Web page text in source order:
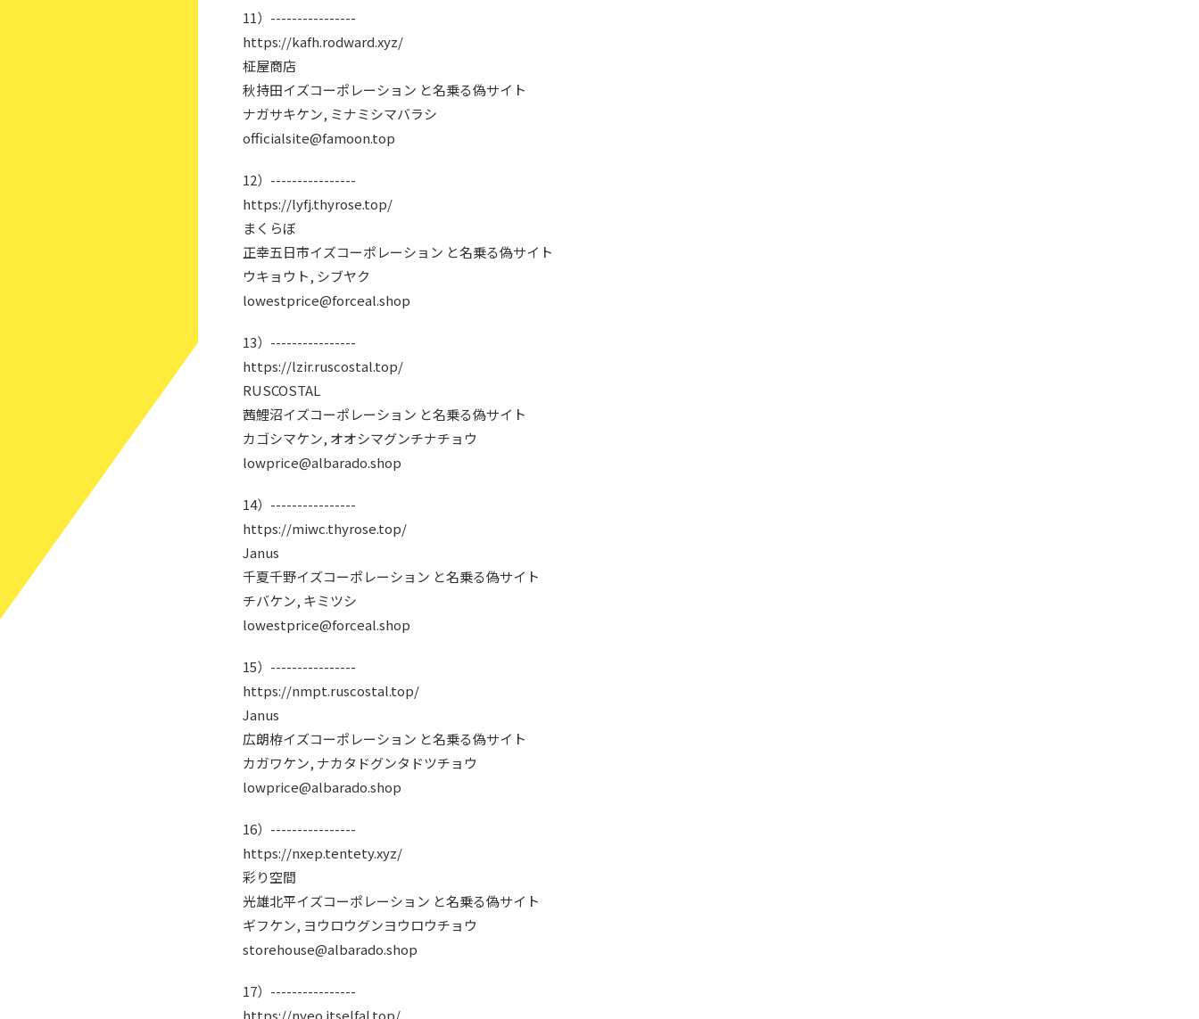
11）----------------
https://kafh.rodward.xyz/
柾屋商店
秋持田イズコーポレーション と名乗る偽サイト
ナガサキケン, ミナミシマバラシ
officialsite@famoon.top
12）----------------
https://lyfj.thyrose.top/
まくらぼ
正幸五日市イズコーポレーション と名乗る偽サイト
ウキョウト, シブヤク
lowestprice@forceal.shop
13）----------------
https://lzir.ruscostal.top/
RUSCOSTAL
茜鯉沼イズコーポレーション と名乗る偽サイト
カゴシマケン, オオシマグンチナチョウ
lowprice@albarado.shop
14）----------------
https://miwc.thyrose.top/
Janus
千夏千野イズコーポレーション と名乗る偽サイト
チバケン, キミツシ
lowestprice@forceal.shop
15）----------------
https://nmpt.ruscostal.top/
Janus
広朗栫イズコーポレーション と名乗る偽サイト
カガワケン, ナカタドグンタドツチョウ
lowprice@albarado.shop
16）----------------
https://nxep.tentety.xyz/
彩り空間
光雄北平イズコーポレーション と名乗る偽サイト
ギフケン, ヨウロウグンヨウロウチョウ
storehouse@albarado.shop
17）----------------
https://nyeo.itselfal.top/